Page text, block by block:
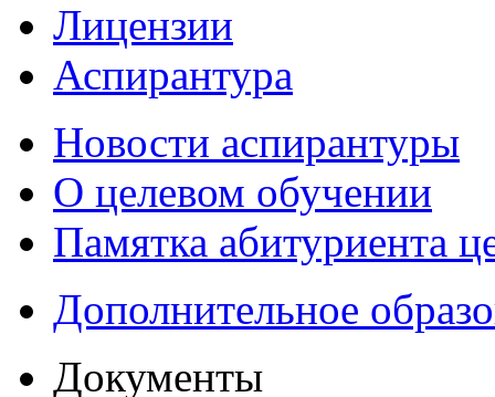
Лицензии
Аспирантура
Новости аспирантуры
О целевом обучении
Памятка абитуриента
Дополнительное
Документы